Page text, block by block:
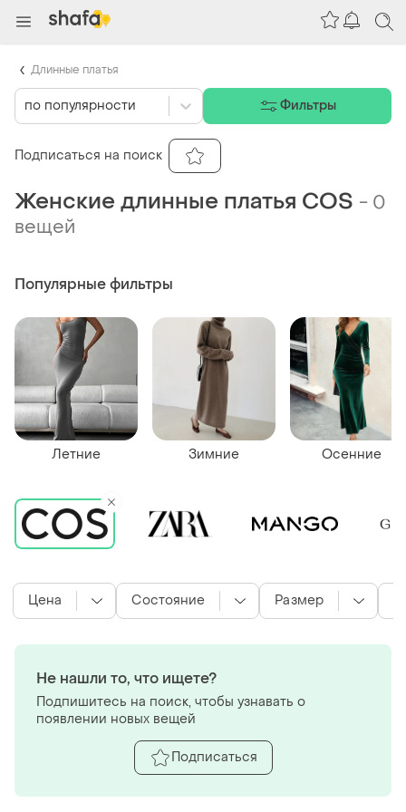
Женские длинные платья COS - 0
вещей
Популярные фильтры
Летние Зимние Осенние
Цена Состояние Размер
по популярности Фильтры
Подписаться на поиск
Не нашли то, что ищете?
Подпишитесь на поиск, чтобы узнавать о
появлении новых вещей
Подписаться
Длинные платья